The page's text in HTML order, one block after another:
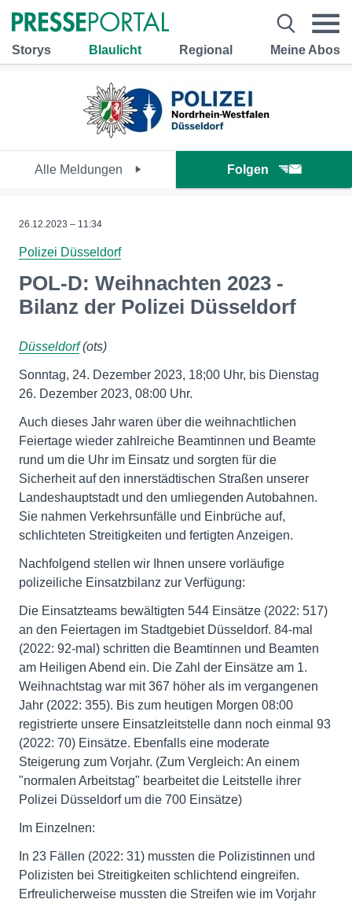
Storys Blaulicht Regional Meine Abos
Alle Meldungen Folgen
26.12.2023 – 11:34
Polizei Düsseldorf
POL-D: Weihnachten 2023 -
Bilanz der Polizei Düsseldorf
Düsseldorf(ots)
Sonntag, 24. Dezember 2023, 18;00 Uhr, bis Dienstag
26. Dezember 2023, 08:00 Uhr.
Auch dieses Jahr waren über die weihnachtlichen
Feiertage wieder zahlreiche Beamtinnen und Beamte
rund um die Uhr im Einsatz und sorgten für die
Sicherheit auf den innerstädtischen Straßen unserer
Landeshauptstadt und den umliegenden Autobahnen.
Sie nahmen Verkehrsunfälle und Einbrüche auf,
schlichteten Streitigkeiten und fertigten Anzeigen.
Nachfolgend stellen wir Ihnen unsere vorläufige
polizeiliche Einsatzbilanz zur Verfügung:
Die Einsatzteams bewältigten 544 Einsätze (2022: 517)
an den Feiertagen im Stadtgebiet Düsseldorf. 84-mal
(2022: 92-mal) schritten die Beamtinnen und Beamten
am Heiligen Abend ein. Die Zahl der Einsätze am 1.
Weihnachtstag war mit 367 höher als im vergangenen
Jahr (2022: 355). Bis zum heutigen Morgen 08:00
registrierte unsere Einsatzleitstelle dann noch einmal 93
(2022: 70) Einsätze. Ebenfalls eine moderate
Steigerung zum Vorjahr. (Zum Vergleich: An einem
"normalen Arbeitstag" bearbeitet die Leitstelle ihrer
Polizei Düsseldorf um die 700 Einsätze)
Im Einzelnen:
In 23 Fällen (2022: 31) mussten die Polizistinnen und
Polizisten bei Streitigkeiten schlichtend eingreifen.
Erfreulicherweise mussten die Streifen wie im Vorjahr